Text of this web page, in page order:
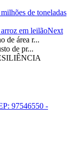
de toneladas
em leilãoNext
de área r...
de pr...
97546550 -